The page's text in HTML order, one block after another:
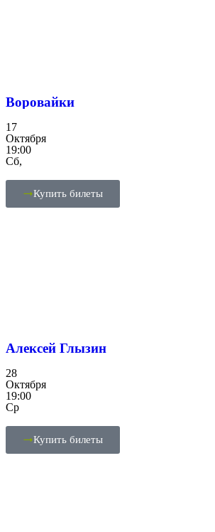
Воровайки
17
Октября
19:00
Сб,
Купить билеты
Алексей Глызин
28
Октября
19:00
Ср
Купить билеты